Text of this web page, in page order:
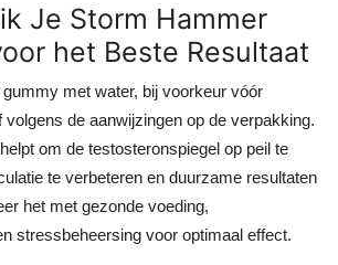
Je Storm Hammer
het Beste Resultaat
met water, bij voorkeur vóór
de aanwijzingen op de verpakking.
om de testosteronspiegel op peil te
te verbeteren en duurzame resultaten
het met gezonde voeding,
stressbeheersing voor optimaal effect.